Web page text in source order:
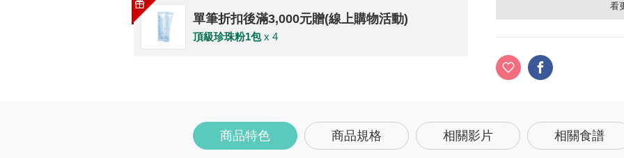
單筆折扣後滿3,000元贈(線上購物活動)
頂級珍珠粉1包x 4
看
商品特色 商品規格 相關影片 相關食譜